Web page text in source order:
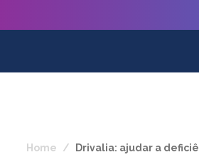
Home / Drivalia: ajudar a